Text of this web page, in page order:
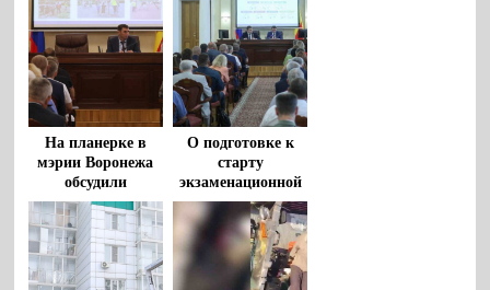
На планерке в
мэрии Воронежа
обсудили
организацию
спортивных
мероприятий и
результаты
работы
О подготовке к
старту
экзаменационной
компании
рассказали в
мэрии Воронежа